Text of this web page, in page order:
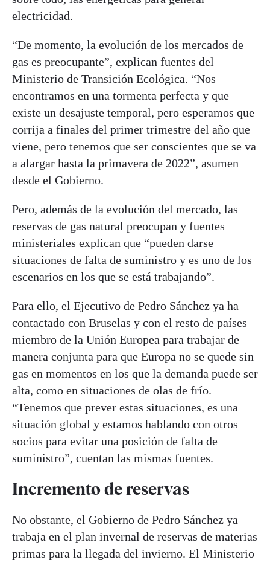
electricidad.
“De momento, la evolución de los mercados de
gas es preocupante”, explican fuentes del
Ministerio de Transición Ecológica. “Nos
encontramos en una tormenta perfecta y que
existe un desajuste temporal, pero esperamos que
corrija a finales del primer trimestre del año que
viene, pero tenemos que ser conscientes que se va
a alargar hasta la primavera de 2022”, asumen
desde el Gobierno.
Pero, además de la evolución del mercado, las
reservas de gas natural preocupan y fuentes
ministeriales explican que “pueden darse
situaciones de falta de suministro y es uno de los
escenarios en los que se está trabajando”.
Para ello, el Ejecutivo de Pedro Sánchez ya ha
contactado con Bruselas y con el resto de países
miembro de la Unión Europea para trabajar de
manera conjunta para que Europa no se quede sin
gas en momentos en los que la demanda puede ser
alta, como en situaciones de olas de frío.
“Tenemos que prever estas situaciones, es una
situación global y estamos hablando con otros
socios para evitar una posición de falta de
suministro”, cuentan las mismas fuentes.
Incremento de reservas
No obstante, el Gobierno de Pedro Sánchez ya
trabaja en el plan invernal de reservas de materias
primas para la llegada del invierno. El Ministerio